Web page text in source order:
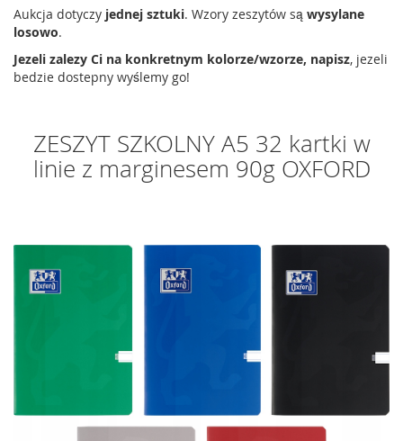
Aukcja dotyczy jednej sztuki. Wzory zeszytów są wysylane
losowo.
Jezeli zalezy Ci na konkretnym kolorze/wzorze, napisz, jezeli
bedzie dostepny wyślemy go!
ZESZYT SZKOLNY A5 32 kartki w
linie z marginesem 90g OXFORD